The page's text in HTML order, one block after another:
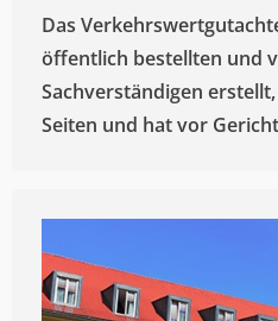
Das
öffentlich bestellten und
Sachverständigen
Seiten und hat vor